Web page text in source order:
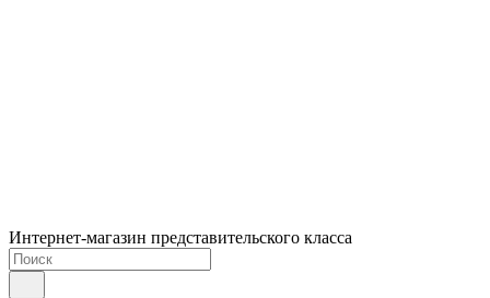
Интернет-магазин представительского класса